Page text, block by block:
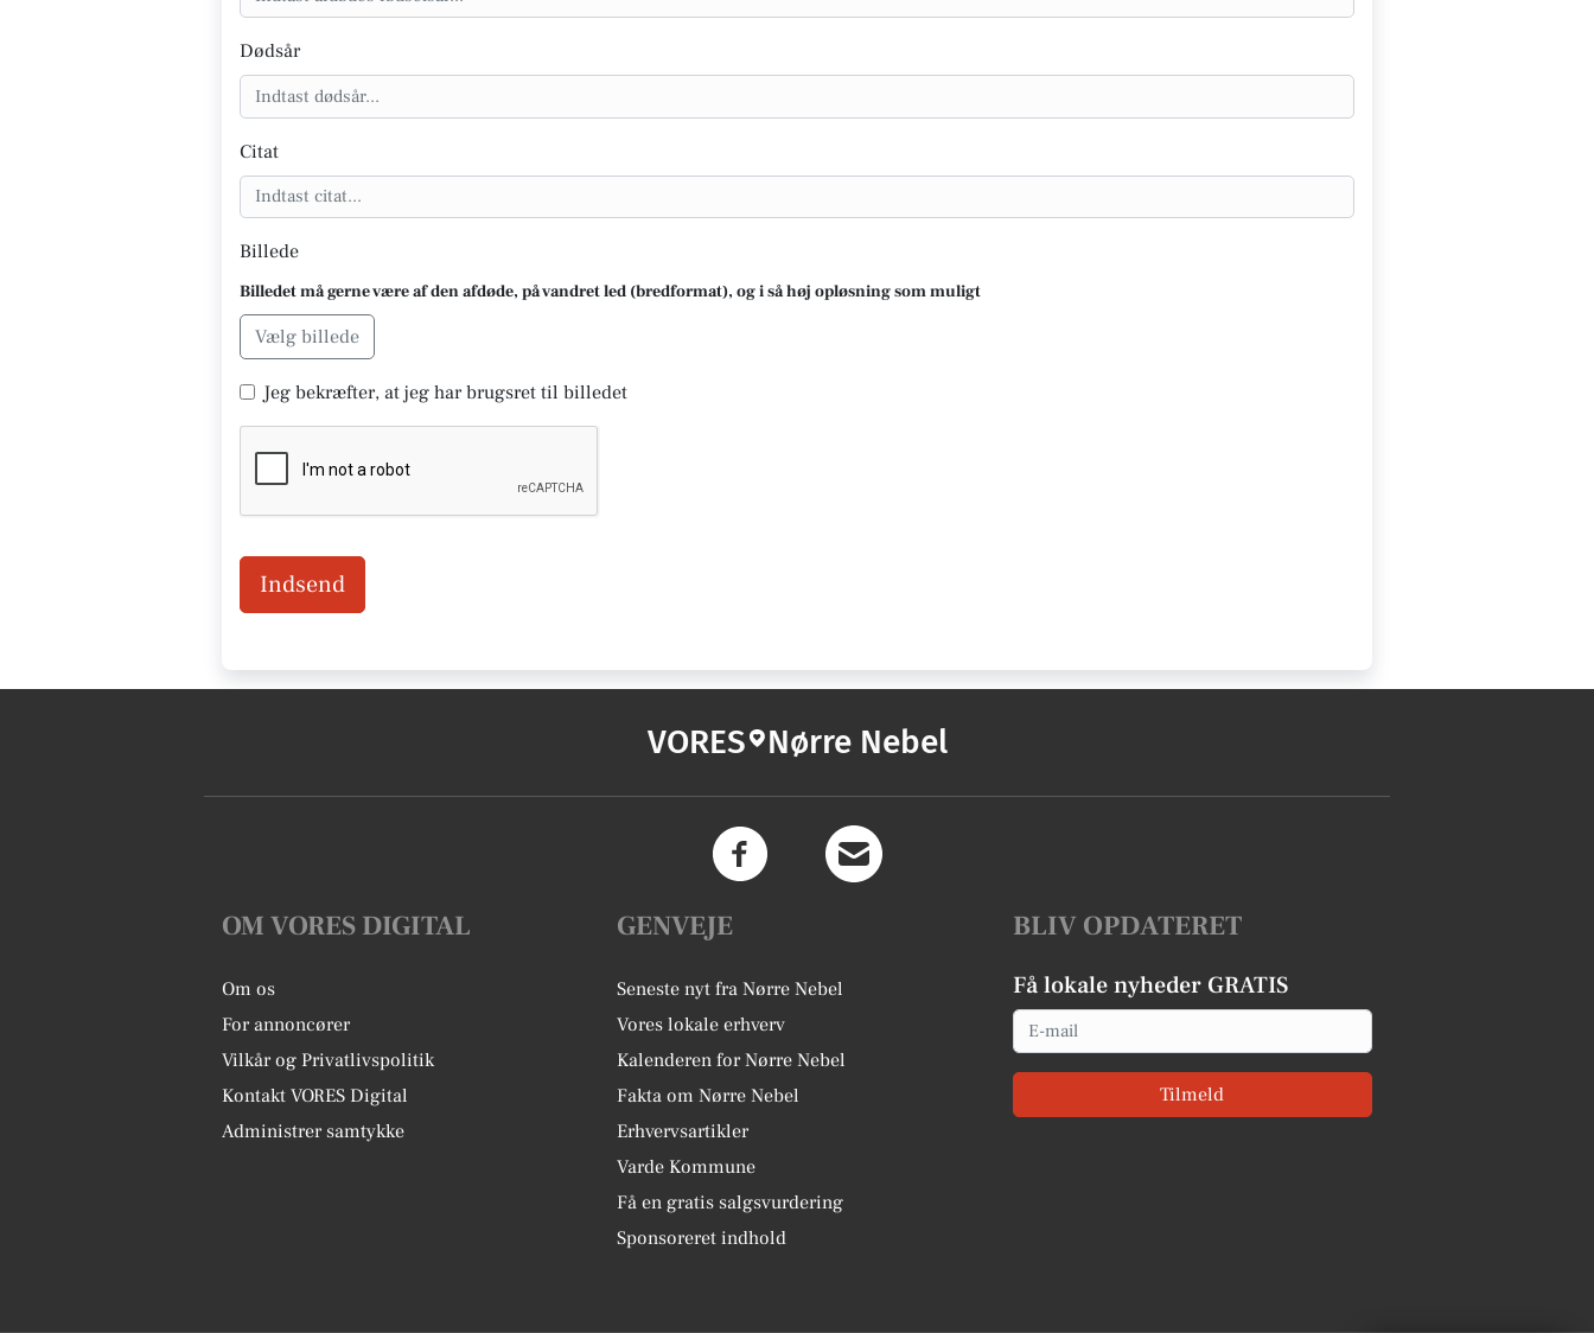
Dødsår
Citat
Billede
Billedet må gerne være af den afdøde, på vandret led (bredformat), og i så høj opløsning som muligt
Vælg billede
Jeg bekræfter, at jeg har brugsret til billedet
Indsend
VORES Nørre Nebel
OM VORES DIGITAL
Om os
For annoncører
Vilkår og Privatlivspolitik
Kontakt VORES Digital
Administrer samtykke
GENVEJE
Seneste nyt fra Nørre Nebel
Vores lokale erhverv
Kalenderen for Nørre Nebel
Fakta om Nørre Nebel
Erhvervsartikler
Varde Kommune
Få en gratis salgsvurdering
Sponsoreret indhold
BLIV OPDATERET
Få lokale nyheder GRATIS
Email
Tilmeld